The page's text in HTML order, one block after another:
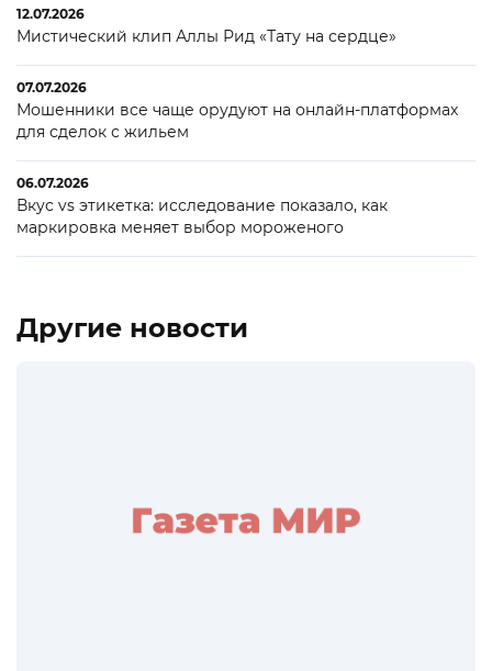
12.07.2026
Мистический клип Аллы Рид «Тату на сердце»
07.07.2026
Мошенники все чаще орудуют на онлайн-платформах
для сделок с жильем
06.07.2026
Вкус vs этикетка: исследование показало, как
маркировка меняет выбор мороженого
Другие новости